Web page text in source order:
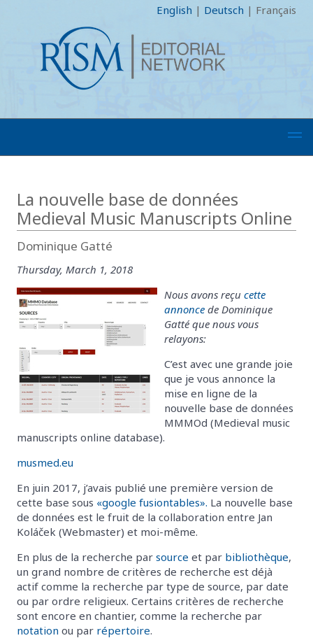
English | Deutsch | Français
La nouvelle base de données
Medieval Music Manuscripts Online
Dominique Gatté
Thursday, March 1, 2018
Nous avons reçu cette
annonce de Dominique
Gatté que nous vous
relayons:
C’est avec une grande joie
que je vous annonce la
mise en ligne de la
nouvelle base de données
MMMOd (Medieval music
manuscripts online database).
musmed.eu
En juin 2017, j’avais publié une première version de
cette base sous «google fusiontables». La nouvelle base
de données est le fruit de la collaboration entre Jan
Koláček (Webmaster) et moi-même.
En plus de la recherche par source et par bibliothèque,
un grand nombre de critères de recherche est déjà
actif comme la recherche par type de source, par date
ou par ordre religieux. Certains critères de recherche
sont encore en chantier, comme la recherche par
notation ou par répertoire.